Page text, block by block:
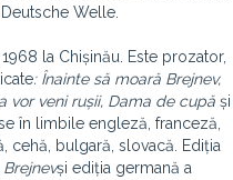
Welle.
la Chișinău. Este prozator,
: Înainte să moară Brejnev,
vor veni rușii, Dama de cupă și
în limbile engleză, franceză,
cehă, bulgară, slovacă. Ediția
și ediția germană a